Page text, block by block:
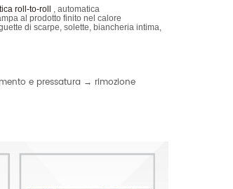
roll-to-roll
, automatica
al prodotto finito nel calore
di scarpe, solette, biancheria intima,
e pressatura → rimozione